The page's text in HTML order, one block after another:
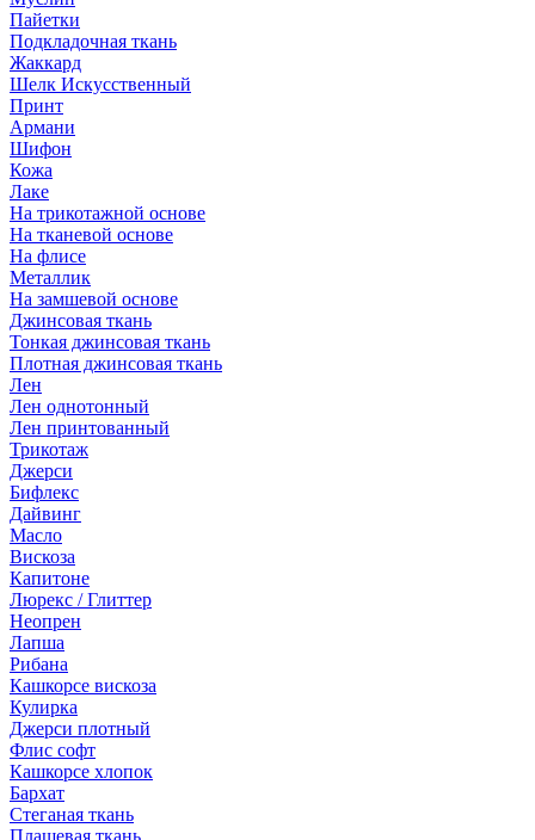
Пайетки
Подкладочная ткань
Жаккард
Шелк Искусственный
Принт
Армани
Шифон
Кожа
Лаке
На трикотажной основе
На тканевой основе
На флисе
Металлик
На замшевой основе
Джинсовая ткань
Тонкая джинсовая ткань
Плотная джинсовая ткань
Лен
Лен однотонный
Лен принтованный
Трикотаж
Джерси
Бифлекс
Дайвинг
Масло
Вискоза
Капитоне
Люрекс / Глиттер
Неопрен
Лапша
Рибана
Кашкорсе вискоза
Кулирка
Джерси плотный
Флис софт
Кашкорсе хлопок
Бархат
Стеганая ткань
Плащевая ткань